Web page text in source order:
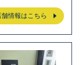
舗情報はこちら